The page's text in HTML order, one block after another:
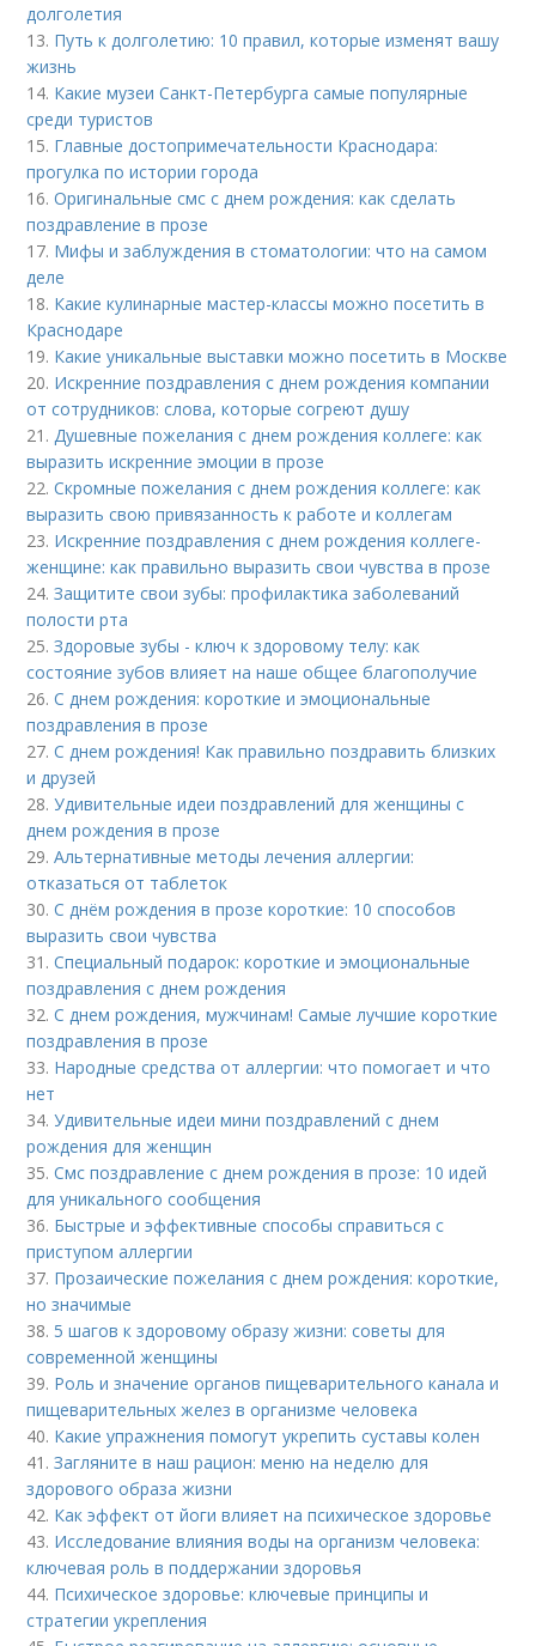
долголетия
13. Путь к долголетию: 10 правил, которые изменят вашу
жизнь
14. Какие музеи Санкт-Петербурга самые популярные
среди туристов
15. Главные достопримечательности Краснодара:
прогулка по истории города
16.Оригинальные смс с днем рождения: как сделать
поздравление в прозе
17. Мифы и заблуждения в стоматологии: что на самом
деле
18. Какие кулинарные мастер-классы можно посетить в
Краснодаре
19. Какие уникальные выставки можно посетить в Москве
20. Искренние поздравления с днем рождения компании
от сотрудников: слова, которые согреют душу
21. Душевные пожелания с днем рождения коллеге: как
выразить искренние эмоции в прозе
22.Скромные пожелания с днем рождения коллеге: как
выразить свою привязанность к работе и коллегам
23. Искренние поздравления с днем рождения коллеге-
женщине: как правильно выразить свои чувства в прозе
24.Защитите свои зубы: профилактика заболеваний
полости рта
25.Здоровые зубы - ключ к здоровому телу: как
состояние зубов влияет на наше общее благополучие
26.С днем рождения: короткие и эмоциональные
поздравления в прозе
27.С днем рождения! Как правильно поздравить близких
и друзей
28.Удивительные идеи поздравлений для женщины с
днем рождения в прозе
29.Альтернативные методы лечения аллергии:
отказаться от таблеток
30.С днём рождения в прозе короткие: 10 способов
выразить свои чувства
31.Специальный подарок: короткие и эмоциональные
поздравления с днем рождения
32.С днем рождения, мужчинам! Самые лучшие короткие
поздравления в прозе
33. Народные средства от аллергии: что помогает и что
нет
34.Удивительные идеи мини поздравлений с днем
рождения для женщин
35.Смс поздравление с днем рождения в прозе: 10 идей
для уникального сообщения
36. Быстрые и эффективные способы справиться с
приступом аллергии
37. Прозаические пожелания с днем рождения: короткие,
но значимые
38. 5 шагов к здоровому образу жизни: советы для
современной женщины
39. Роль и значение органов пищеварительного канала и
пищеварительных желез в организме человека
40. Какие упражнения помогут укрепить суставы колен
41.Загляните в наш рацион: меню на неделю для
здорового образа жизни
42. Как эффект от йоги влияет на психическое здоровье
43. Исследование влияния воды на организм человека:
ключевая роль в поддержании здоровья
44. Психическое здоровье: ключевые принципы и
стратегии укрепления